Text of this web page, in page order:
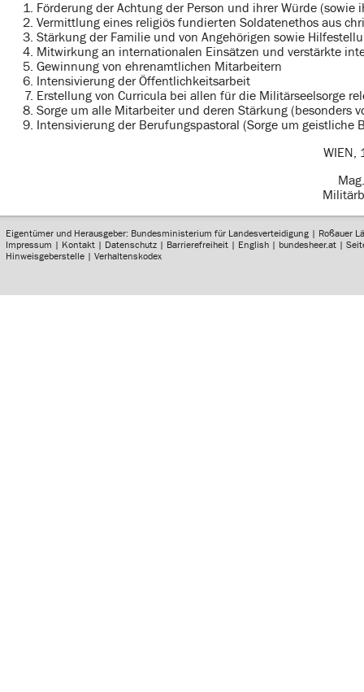
Förderung der Achtung der Person und ihrer Würde
Vermittlung eines religiös fundierten Soldatenethos aus
Stärkung der Familie und von Angehörigen sowie
Mitwirkung an internationalen Einsätzen und verstärkte
Gewinnung von ehrenamtlichen Mitarbeitern
Intensivierung der Öffentlichkeitsarbeit
Erstellung von Curricula bei allen für die Militärseelsorge
Sorge um alle Mitarbeiter und deren Stärkung (besonders
Intensivierung der Berufungspastoral (Sorge um geistliche
WIEN,
Eigentümer und Herausgeber: Bundesministerium für Landesverteidigung | Roßauer
Impressum | Kontakt | Datenschutz | Barrierefreiheit | English | bundesheer.at |
Hinweisgeberstelle |Verhaltenskodex